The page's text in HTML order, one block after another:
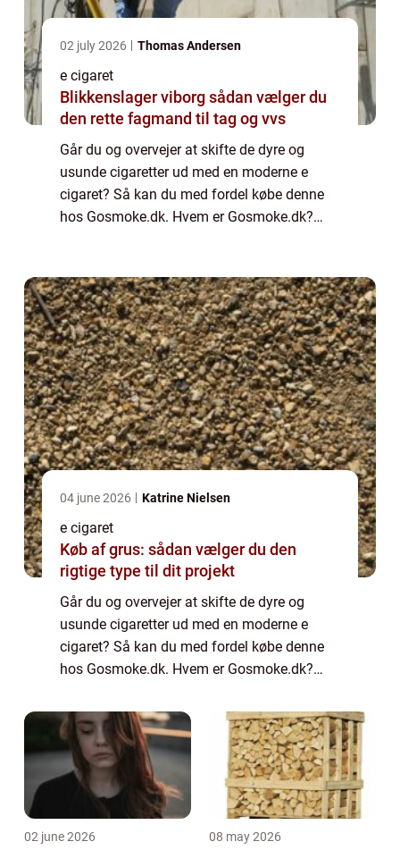
02 july 2026 Thomas Andersen
e cigaret
Blikkenslager viborg sådan vælger du
den rette fagmand til tag og vvs
Går du og overvejer at skifte de dyre og
usunde cigaretter ud med en moderne e
cigaret? Så kan du med fordel købe denne
hos Gosmoke.dk. Hvem er Gosmoke.dk?
også kal...
04 june 2026 Katrine Nielsen
e cigaret
Køb af grus: sådan vælger du den
rigtige type til dit projekt
Går du og overvejer at skifte de dyre og
usunde cigaretter ud med en moderne e
cigaret? Så kan du med fordel købe denne
hos Gosmoke.dk. Hvem er Gosmoke.dk?
specialiseret sig i salg af såvel e cigaretter –
også kal...
02 june 2026 08 may 2026